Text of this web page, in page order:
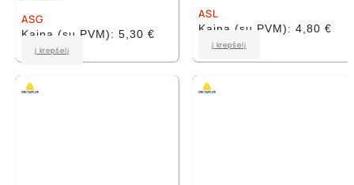
ASG
Kaina (su PVM): 5,30 €
Į krepšelį
ASL
Kaina (su PVM): 4,80 €
Į krepšelį